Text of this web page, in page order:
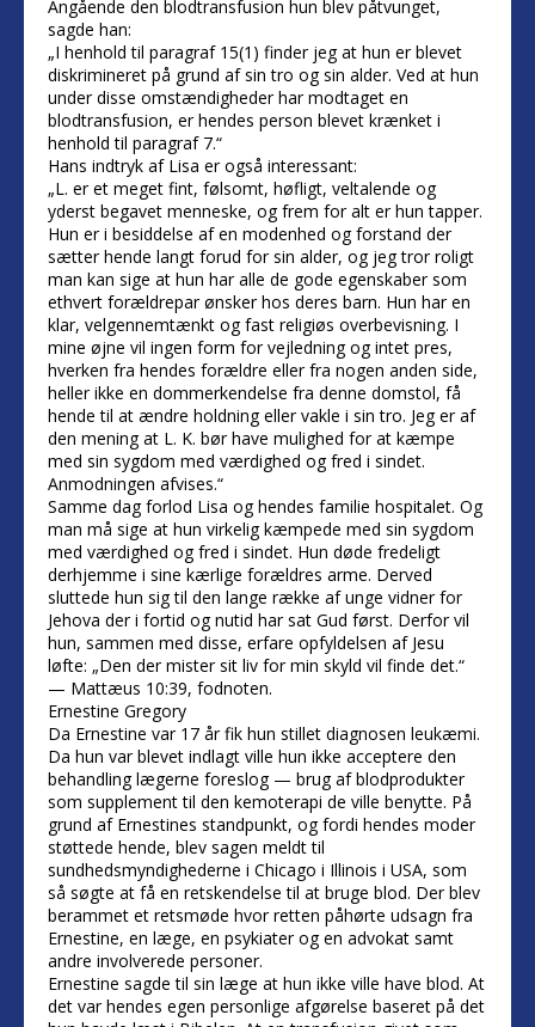
Angående den blodtransfusion hun blev påtvunget,
sagde han:
„I henhold til paragraf 15(1) finder jeg at hun er blevet
diskrimineret på grund af sin tro og sin alder. Ved at hun
under disse omstændigheder har modtaget en
blodtransfusion, er hendes person blevet krænket i
henhold til paragraf 7.“
Hans indtryk af Lisa er også interessant:
„L. er et meget fint, følsomt, høfligt, veltalende og
yderst begavet menneske, og frem for alt er hun tapper.
Hun er i besiddelse af en modenhed og forstand der
sætter hende langt forud for sin alder, og jeg tror roligt
man kan sige at hun har alle de gode egenskaber som
ethvert forældrepar ønsker hos deres barn. Hun har en
klar, velgennemtænkt og fast religiøs overbevisning. I
mine øjne vil ingen form for vejledning og intet pres,
hverken fra hendes forældre eller fra nogen anden side,
heller ikke en dommerkendelse fra denne domstol, få
hende til at ændre holdning eller vakle i sin tro. Jeg er af
den mening at L. K. bør have mulighed for at kæmpe
med sin sygdom med værdighed og fred i sindet.
Anmodningen afvises.“
Samme dag forlod Lisa og hendes familie hospitalet. Og
man må sige at hun virkelig kæmpede med sin sygdom
med værdighed og fred i sindet. Hun døde fredeligt
derhjemme i sine kærlige forældres arme. Derved
sluttede hun sig til den lange række af unge vidner for
Jehova der i fortid og nutid har sat Gud først. Derfor vil
hun, sammen med disse, erfare opfyldelsen af Jesu
løfte: „Den der mister sit liv for min skyld vil finde det.“
— Mattæus 10:39, fodnoten.
Ernestine Gregory
Da Ernestine var 17 år fik hun stillet diagnosen leukæmi.
Da hun var blevet indlagt ville hun ikke acceptere den
behandling lægerne foreslog — brug af blodprodukter
som supplement til den kemoterapi de ville benytte. På
grund af Ernestines standpunkt, og fordi hendes moder
støttede hende, blev sagen meldt til
sundhedsmyndighederne i Chicago i Illinois i USA, som
så søgte at få en retskendelse til at bruge blod. Der blev
berammet et retsmøde hvor retten påhørte udsagn fra
Ernestine, en læge, en psykiater og en advokat samt
andre involverede personer.
Ernestine sagde til sin læge at hun ikke ville have blod. At
det var hendes egen personlige afgørelse baseret på det